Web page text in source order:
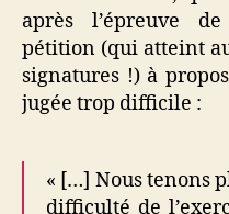
après l’épreuve
pétition (qui atteint
signatures !) à
jugée trop difficile :
« […] Nous tenons
difficulté de